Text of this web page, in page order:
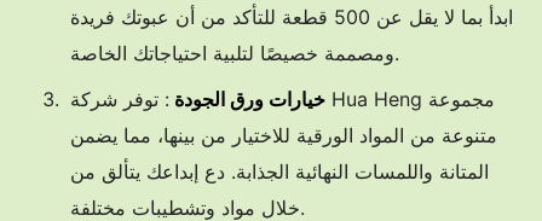
ابدأ بما لا يقل عن 500 قطعة للتأكد من أن عبوتك فريدة
ومصممة خصيصًا لتلبية احتياجاتك الخاصة.
خيارات ورق الجودة: توفر شركة Hua Heng مجموعة
متنوعة من المواد الورقية للاختيار من بينها، مما يضمن
المتانة واللمسات النهائية الجذابة. دع إبداعك يتألق من
خلال مواد وتشطيبات مختلفة.